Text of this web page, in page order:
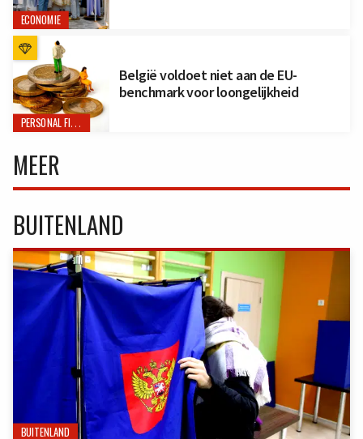
ECONOMIE
PERSONAL FINANCE
België voldoet niet aan de EU-
benchmark voor loongelijkheid
MEER
BUITENLAND
BUITENLAND